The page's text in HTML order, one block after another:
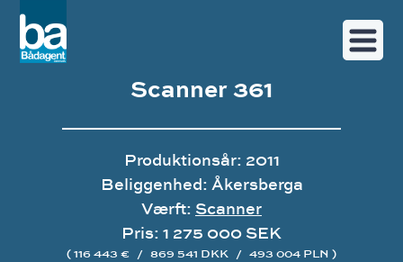
Scanner 361
Produktionsår: 2011
Beliggenhed: Åkersberga
Værft: Scanner
Pris: 1 275 000 SEK
( 116 443 € / 869 541 DKK / 493 004 PLN )